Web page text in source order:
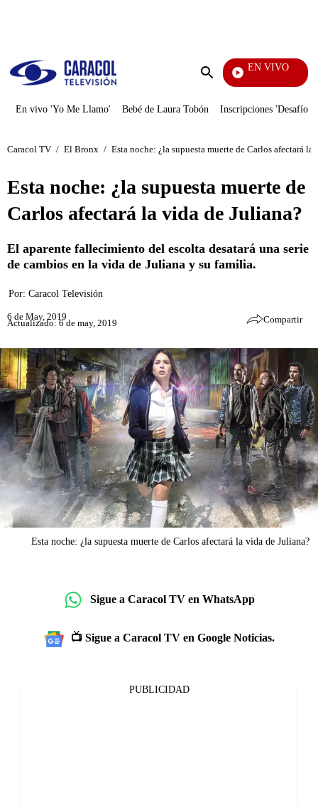
Enviar
EN VIVO
En vivo 'Yo Me Llamo' Bebé de Laura Tobón Inscripciones 'Desafío'
Caracol TV / El Bronx / Esta noche: ¿la supuesta muerte de Carlos afectará la
Esta noche: ¿la supuesta muerte de
Carlos afectará la vida de Juliana?
El aparente fallecimiento del escolta desatará una serie
de cambios en la vida de Juliana y su familia.
Por: Caracol Televisión
6 de May, 2019
Actualizado: 6 de may, 2019 Compartir
Esta noche: ¿la supuesta muerte de Carlos afectará la vida de Juliana?
Sigue a Caracol TV en WhatsApp
📺 Sigue a Caracol TV en Google Noticias.
PUBLICIDAD